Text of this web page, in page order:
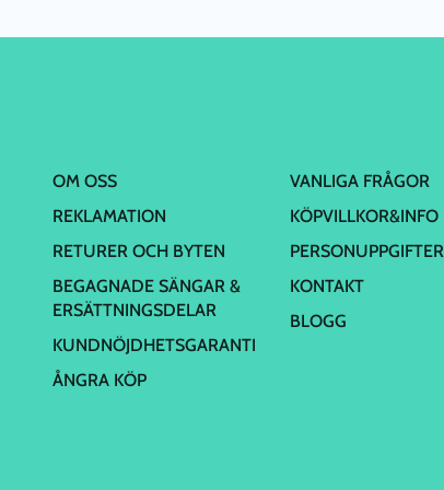
OM OSS
REKLAMATION
RETURER OCH BYTEN
BEGAGNADE SÄNGAR &
ERSÄTTNINGSDELAR
KUNDNÖJDHETSGARANTI
ÅNGRA KÖP
VANLIGA FRÅGOR
KÖPVILLKOR&INFO
PERSONUPPGIFTER
KONTAKT
BLOGG